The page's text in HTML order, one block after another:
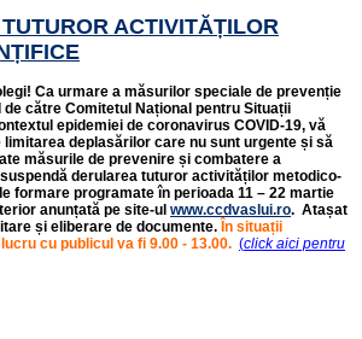
ACTIVITĂȚILOR
Ca urmare a măsurilor speciale de prevenție
de către Comitetul Național pentru Situații
epidemiei de coronavirus COVID-19, vă
limitarea deplasărilor care nu sunt urgente și să
măsurile de prevenire și combatere a
derularea tuturor activităților metodico-
formare programate în perioada 11 – 22 martie
anunțată pe site-ul www.ccdvaslui.ro. Atașat
și eliberare de documente. În situații
cu publicul va fi 9.00 - 13.00. (click aici pentru